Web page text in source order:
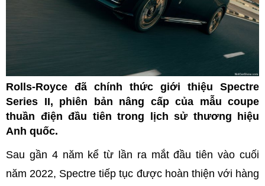
Rolls-Royce đã chính thức giới thiệu Spectre
Series II, phiên bản nâng cấp của mẫu coupe
thuần điện đầu tiên trong lịch sử thương hiệu
Anh quốc.
Sau gần 4 năm kể từ lần ra mắt đầu tiên vào cuối
năm 2022, Spectre tiếp tục được hoàn thiện với hàng